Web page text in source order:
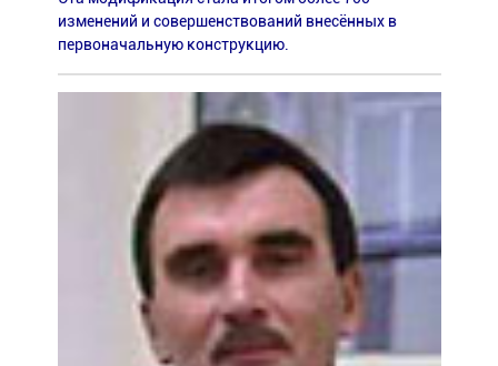
изменений и совершенствований внесённых в
первоначальную конструкцию.